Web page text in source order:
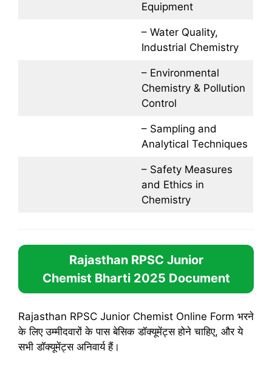
Equipment
– Water Quality,
Industrial Chemistry
– Environmental
Chemistry & Pollution
Control
– Sampling and
Analytical Techniques
– Safety Measures
and Ethics in
Chemistry
Rajasthan RPSC Junior
Chemist Bharti 2025 Document
Rajasthan RPSC Junior Chemist Online Form भरने
के लिए उम्मीदवारों के पास बेसिक डॉक्यूमेंट्स होने चाहिए, और ये
सभी डॉक्यूमेंट्स अनिवार्य हैं।